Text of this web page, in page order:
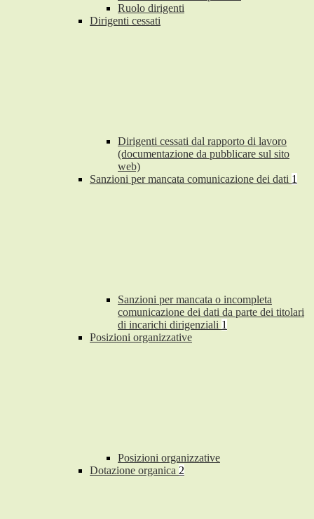
Ruolo dirigenti
Dirigenti cessati
Dirigenti cessati dal rapporto di lavoro
(documentazione da pubblicare sul sito
web)
Sanzioni per mancata comunicazione dei dati 1
Sanzioni per mancata o incompleta
comunicazione dei dati da parte dei titolari
di incarichi dirigenziali 1
Posizioni organizzative
Posizioni organizzative
Dotazione organica 2